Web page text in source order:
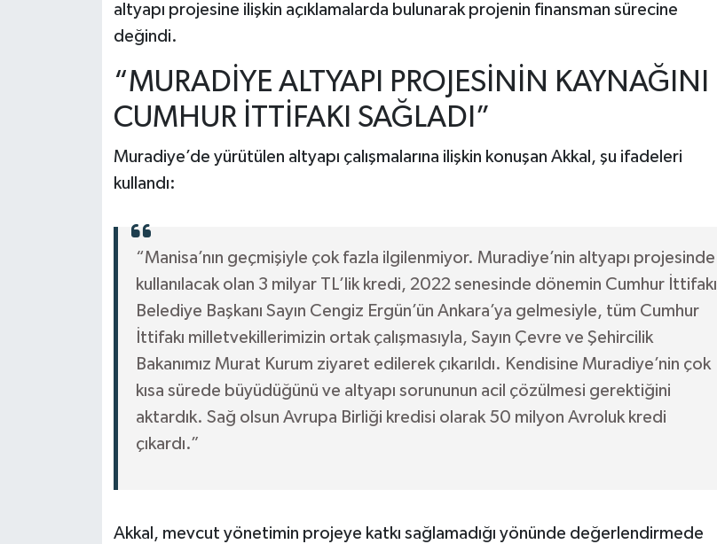
altyapı projesine ilişkin açıklamalarda bulunarak projenin finansman sürecine
değindi.
“MURADİYE ALTYAPI PROJESİNİN KAYNAĞINI
CUMHUR İTTİFAKI SAĞLADI”
Muradiye’de yürütülen altyapı çalışmalarına ilişkin konuşan Akkal, şu ifadeleri
kullandı:
“Manisa’nın geçmişiyle çok fazla ilgilenmiyor. Muradiye’nin altyapı projesinde
kullanılacak olan 3 milyar TL’lik kredi, 2022 senesinde dönemin Cumhur İttifakı
Belediye Başkanı Sayın Cengiz Ergün’ün Ankara’ya gelmesiyle, tüm Cumhur
İttifakı milletvekillerimizin ortak çalışmasıyla, Sayın Çevre ve Şehircilik
Bakanımız Murat Kurum ziyaret edilerek çıkarıldı. Kendisine Muradiye’nin çok
kısa sürede büyüdüğünü ve altyapı sorununun acil çözülmesi gerektiğini
aktardık. Sağ olsun Avrupa Birliği kredisi olarak 50 milyon Avroluk kredi
çıkardı.”
Akkal, mevcut yönetimin projeye katkı sağlamadığı yönünde değerlendirmede